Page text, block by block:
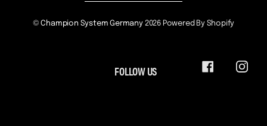
©Champion System Germany2026 Powered By Shopify
FOLLOW US FACEBOOK